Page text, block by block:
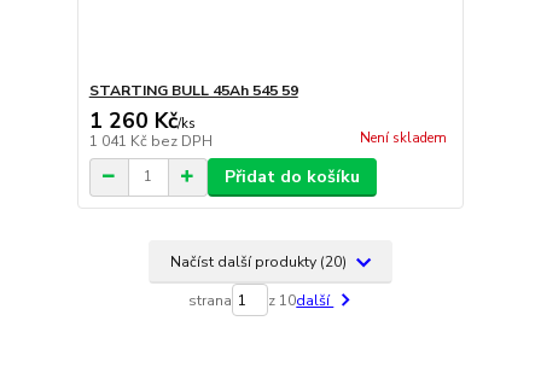
STARTING BULL 45Ah 545 59
1 260 Kč/ks
1 041 Kč bez DPH Není skladem
Přidat do košíku
Načíst další produkty (20)
strana z 10další